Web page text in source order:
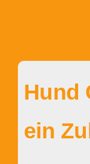
Hund
ein